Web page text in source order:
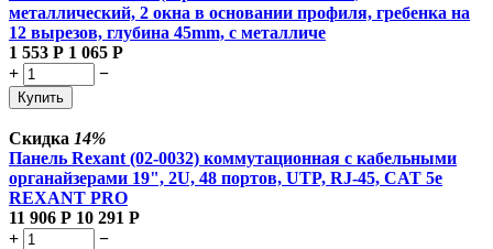
металлический, 2 окна в основании профиля, гребенка на
12 вырезов, глубина 45mm, с металличе
1 553 Р 1 065 Р
+
−
Купить
Скидка 14%
Панель Rexant (02-0032) коммутационная с кабельными
органайзерами 19", 2U, 48 портов, UTP, RJ-45, CAT 5e
REXANT PRO
11 906 Р 10 291 Р
+
−